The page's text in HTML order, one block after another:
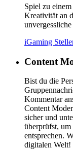
Spiel zu
Kreativität an
iGaming
Content
Bist du die
Kommentar
Content
sicher und
überprüfst, um
entsprechen.
digitalen Welt!